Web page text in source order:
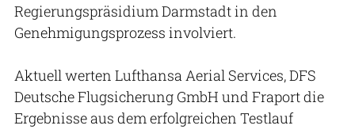
Regierungspräsidium Darmstadt in den
Genehmigungsprozess involviert.
Aktuell werten Lufthansa Aerial Services, DFS
Deutsche Flugsicherung GmbH und Fraport die
Ergebnisse aus dem erfolgreichen Testlauf